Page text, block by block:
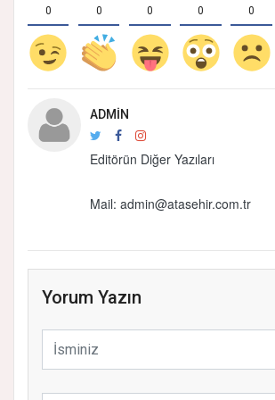
0 0 0 0 0
ADMIN
Editörün Diğer Yazıları
Mail: admin@atasehir.com.tr
Yorum Yazın